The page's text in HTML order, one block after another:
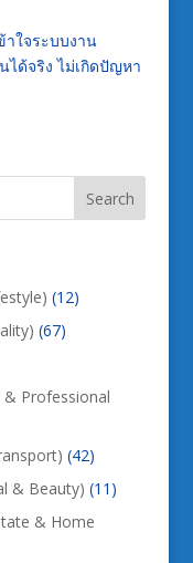
าใจระบบงาน
ได้จริง ไม่เกิดปัญหา
(12)
(67)
Professional
(42)
& Beauty) (11)
& Home